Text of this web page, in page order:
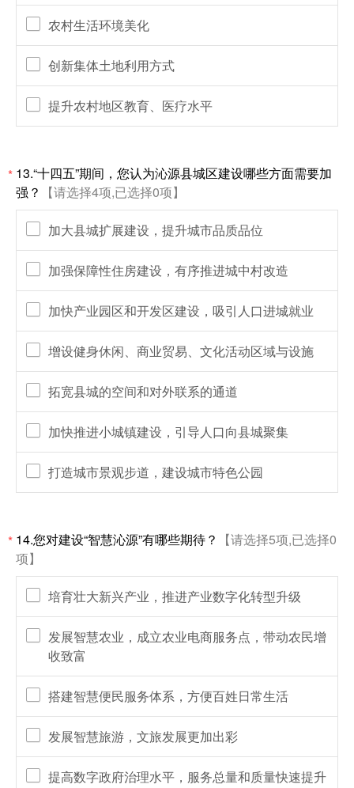
农村生活环境美化
创新集体土地利用方式
提升农村地区教育、医疗水平
* 13.“十四五”期间，您认为沁源县城区建设哪些方面需要加
强？
【请选择4项,已选择0项】
加大县城扩展建设，提升城市品质品位
加强保障性住房建设，有序推进城中村改造
加快产业园区和开发区建设，吸引人口进城就业
增设健身休闲、商业贸易、文化活动区域与设施
拓宽县城的空间和对外联系的通道
加快推进小城镇建设，引导人口向县城聚集
打造城市景观步道，建设城市特色公园
* 14.您对建设“智慧沁源”有哪些期待？
【请选择5项,已选择0
项】
培育壮大新兴产业，推进产业数字化转型升级
发展智慧农业，成立农业电商服务点，带动农民增
收致富
搭建智慧便民服务体系，方便百姓日常生活
发展智慧旅游，文旅发展更加出彩
提高数字政府治理水平，服务总量和质量快速提升